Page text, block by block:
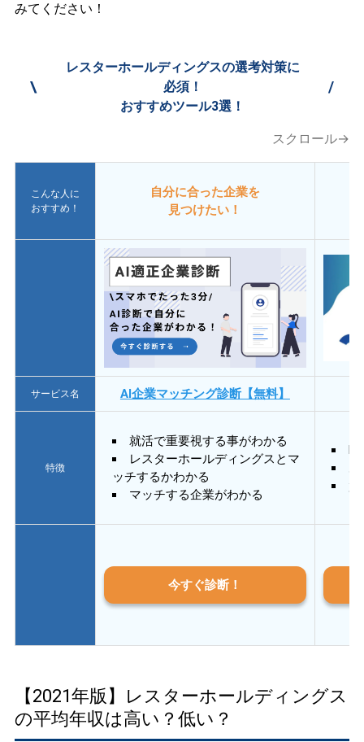
みてください！
\
レスターホールディングスの選考対策に
必須！
おすすめツール3選！
/
スクロール→
こんな人に
おすすめ！
自分に合った企業を
見つけたい！
サービス名 AI企業マッチング診断【無料】
特徴
就活で重要視する事がわかる
レスターホールディングスとマ
ッチするかわかる
マッチする企業がわかる
質
今すぐ診断！
【2021年版】レスターホールディングス
の平均年収は高い？低い？